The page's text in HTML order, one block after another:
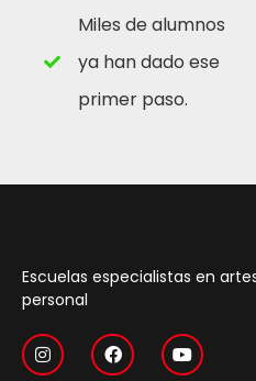
Miles de alumnos
ya han dado ese
primer paso.
Escuelas especialistas en
personal